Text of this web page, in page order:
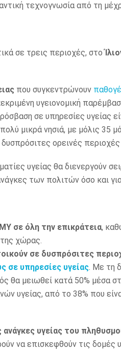
τεχνογνωσία από τη
σε τρεις περιοχές, στο
που συγκεντρώνουν
υγειονομική
σε υπηρεσίες υγείας
μικρά νησιά, με μόλις 35
ορεινές
υγείας θα διενεργούν
των πολιτών όσο και
σε όλη την επικράτεια,
χώρας.
σε δυσπρόσιτες
σε υπηρεσίες υγείας. Με τη
θα μειωθεί κατά 50% μέσα
υγείας, από το 38% που
υγείας του
να επισκεφθούν τις δομές